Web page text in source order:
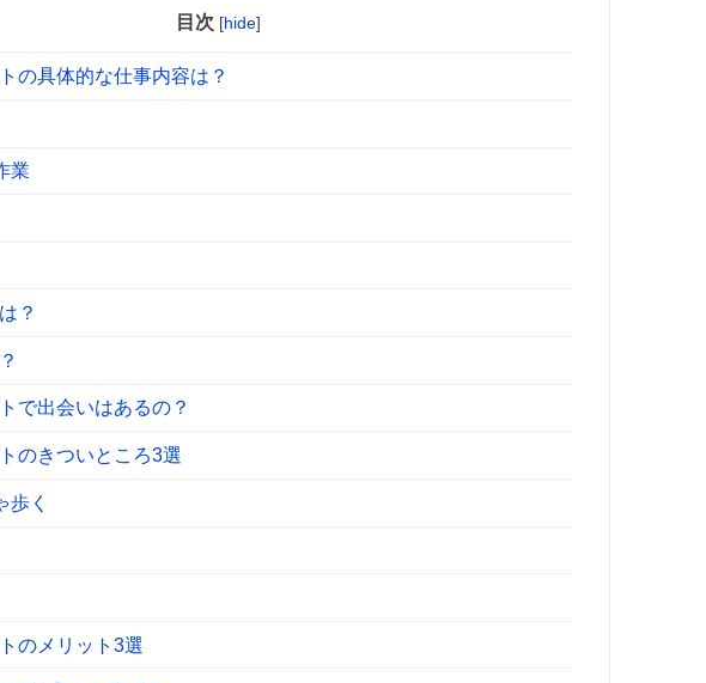
目次 [hide]
の具体的な仕事内容は？
業
？
で出会いはあるの？
のきついところ3選
く
のメリット3選